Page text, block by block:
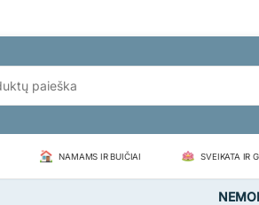
NAMAMS IR BUIČIAI SVEIKATA IR